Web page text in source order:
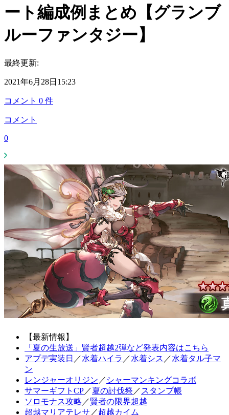
ート編成例まとめ【グランブ
ルーファンタジー】
最終更新:
2021年6月28日15:23
コメント 0 件
コメント
0
【最新情報】
「夏の生放送」賢者超越2弾など発表内容はこちら
アプデ実装日 ／水着ハイラ ／水着シス ／水着タル子マ
ン
レンジャーオリジン ／ シャーマンキングコラボ
サマーギフトCP／夏の討伐祭 ／ スタンプ帳
ソロモナス攻略 ／賢者の限界超越
超越マリアテレサ ／超越カイム